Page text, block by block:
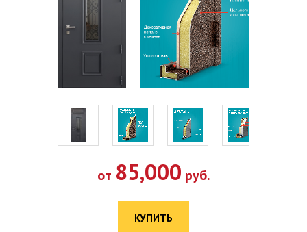
от 85,000 руб.
КУПИТЬ